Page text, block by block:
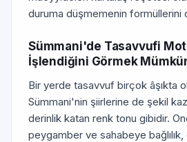
duruma düşmemenin formüllerini
Sümmani'de Tasavvufi
İşlendiğini Görmek
Bir yerde tasavvuf birçok âşıkta
Sümmani'nin şiirlerine de şekil
derinlik katan renk tonu gibidir.
peygamber ve sahabeye